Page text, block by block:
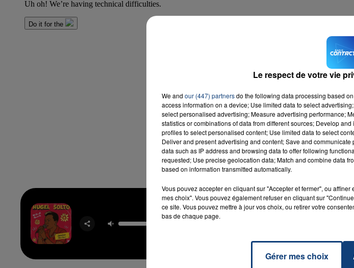
Jamaican
Le respect de votre vie
We and our (447) partnersdo the following data processing based
access information on a device; Use limited data to select
select personalised advertising; Measure advertising performance;
statistics or combinations of data from different sources; Develop
profiles to select personalised content; Use limited data to select
Deliver and present advertising and content; Save and
data such as IP address and browsing data to offer following
requested; Use precise geolocation data; Match and combine data
based on information transmitted automatically.
Vous pouvez accepter en cliquant sur "Accepter et fermer", ou
mes choix". Vous pouvez également refuser en cliquant sur
ce site. Vous pouvez mettre à jour vos choix, ou retirer votre
bas de chaque page.
Gérer mes choix